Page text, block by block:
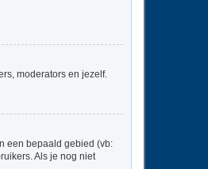
moderators en jezelf.
een bepaald gebied (vb:
Als je nog niet